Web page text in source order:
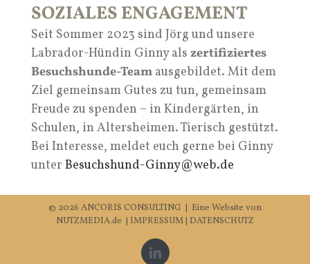
SOZIALES ENGAGEMENT
Seit Sommer 2023 sind Jörg und unsere
Labrador-Hündin Ginny als zertifiziertes
Besuchshunde-Teamausgebildet. Mit dem
Ziel gemeinsam Gutes zu tun, gemeinsam
Freude zu spenden – in Kindergärten, in
Schulen, in Altersheimen. Tierisch gestützt.
Bei Interesse, meldet euch gerne bei Ginny
unter Besuchshund-Ginny@web.de
© 2026 ANCORIS CONSULTING | Eine Website von
NUTZMEDIA.de | IMPRESSUM| DATENSCHUTZ
LinkedIn